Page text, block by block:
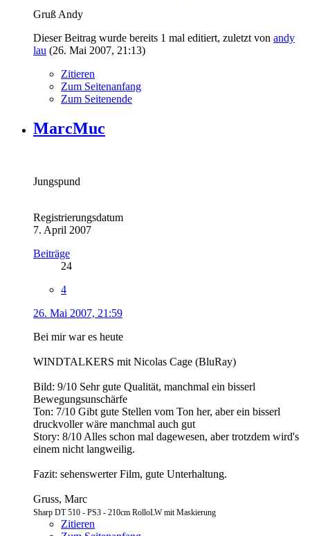
Gruß Andy
Dieser Beitrag wurde bereits 1 mal editiert, zuletzt von andy
lau (26. Mai 2007, 21:13)
Zitieren
Zum Seitenanfang
Zum Seitenende
MarcMuc
Jungspund
Registrierungsdatum
7. April 2007
Beiträge
24
4
26. Mai 2007, 21:59
Bei mir war es heute
WINDTALKERS mit Nicolas Cage (BluRay)
Bild: 9/10 Sehr gute Qualität, manchmal ein bisserl
Bewegungsunschärfe
Ton: 7/10 Gibt gute Stellen vom Ton her, aber ein bisserl
druckvoller wäre manchmal auch gut
Story: 8/10 Alles schon mal dagewesen, aber trotzdem wird's
einem nicht langweilig.
Fazit: sehenswerter Film, gute Unterhaltung.
Gruss, Marc
Sharp DT 510 - PS3 - 210cm RolloLW mit Maskierung
Zitieren